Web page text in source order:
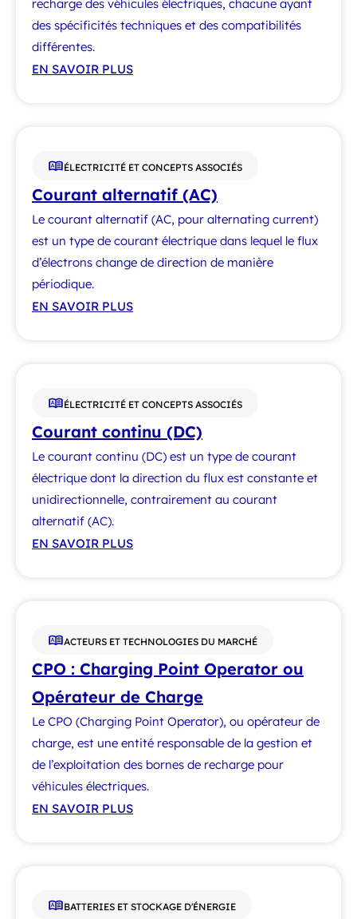
recharge des véhicules électriques, chacune ayant
des spécificités techniques et des compatibilités
différentes.
EN SAVOIR PLUS
ÉLECTRICITÉ ET CONCEPTS ASSOCIÉS
Courant alternatif (AC)
Le courant alternatif (AC, pour alternating current)
est un type de courant électrique dans lequel le flux
d’électrons change de direction de manière
périodique.
EN SAVOIR PLUS
ÉLECTRICITÉ ET CONCEPTS ASSOCIÉS
Courant continu (DC)
Le courant continu (DC) est un type de courant
électrique dont la direction du flux est constante et
unidirectionnelle, contrairement au courant
alternatif (AC).
EN SAVOIR PLUS
ACTEURS ET TECHNOLOGIES DU MARCHÉ
CPO : Charging Point Operator ou
Opérateur de Charge
Le CPO (Charging Point Operator), ou opérateur de
charge, est une entité responsable de la gestion et
de l’exploitation des bornes de recharge pour
véhicules électriques.
EN SAVOIR PLUS
BATTERIES ET STOCKAGE D'ÉNERGIE